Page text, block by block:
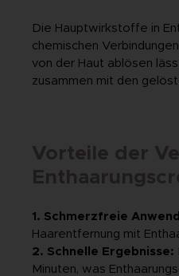
Die Hauptwirkstoffe in
chemischen
von der Haut ablösen
zusammen mit den
Vorteile der
1. Schmerzfreie
Haarentfernung mit
2. Schnelle Ergebnisse:
Minuten, was